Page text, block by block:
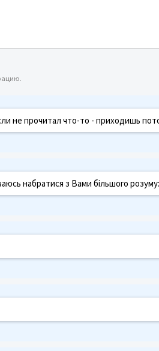
не прочитал что-то - приходишь
набратися з Вами більшого